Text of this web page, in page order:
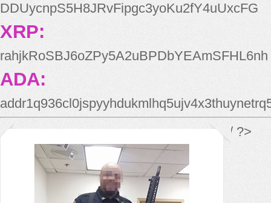
DDUycnpS5H8JRvFipgc3yoKu2fY4uUxcFG
XRP:
rahjkRoSBJ6oZPy5A2uBPDbYEAmSFHL6nh
ADA:
*/ ?>